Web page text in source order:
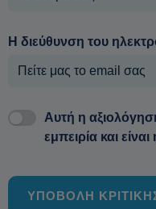
Η διεύθυνση του
Αυτή η
εμπειρία και
ΥΠΟΒΟΛΗ